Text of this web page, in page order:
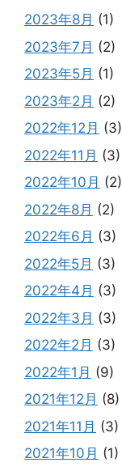
2023年8月 (1)
2023年7月 (2)
2023年5月 (1)
2023年2月 (2)
2022年12月 (3)
2022年11月 (3)
2022年10月 (2)
2022年8月 (2)
2022年6月 (3)
2022年5月 (3)
2022年4月 (3)
2022年3月 (3)
2022年2月 (3)
2022年1月 (9)
2021年12月 (8)
2021年11月 (3)
2021年10月 (1)